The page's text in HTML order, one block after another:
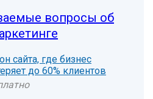
вопросы об
сайта, где бизнес
до 60% клиентов